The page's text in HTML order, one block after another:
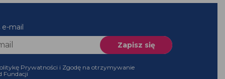
e-mail
Prywatności i Zgodę na otrzymywanie
Fundacji